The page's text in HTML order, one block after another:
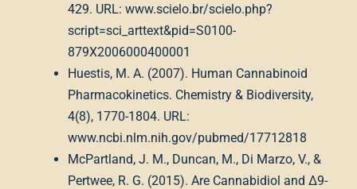
429. URL: www.scielo.br/scielo.php?
script=sci_arttext&pid=S0100-
879X2006000400001
Huestis, M. A. (2007). Human Cannabinoid
Pharmacokinetics. Chemistry & Biodiversity,
4(8), 1770-1804. URL:
www.ncbi.nlm.nih.gov/pubmed/17712818
McPartland, J. M., Duncan, M., Di Marzo, V., &
Pertwee, R. G. (2015). Are Cannabidiol and Δ9-